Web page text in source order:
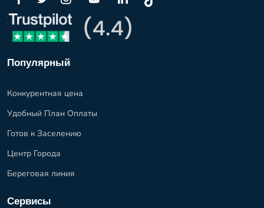
Популярный
Конкурентная цена
Удобный План Оплаты
Готов к Заселению
Центр Города
Береговая линия
Сервисы